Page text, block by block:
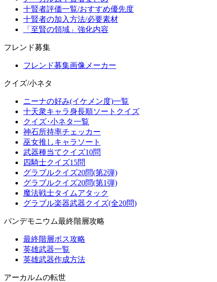
十賢者評価一覧/おすすめ優先度
十賢者の加入方法/必要素材
「至賢の領域」強化内容
フレンド募集
フレンド募集画像メーカー
クイズ/小ネタ
ニーナの好み(イケメン度)一覧
十天衆キャラ身長順ソートクイズ
クイズ･小ネタ一覧
神石所持率チェッカー
巫女推しキャラソート
武器種当てクイズ10問
四騎士クイズ15問
グラブルクイズ20問(第2弾)
グラブルクイズ20問(第1弾)
魔法戦士タイムアタック
グラブル楽器武器クイズ(全20問)
パンデモニウム最終階層攻略
最終階層ボス攻略
英雄武器一覧
英雄武器作成方法
アーカルムの転世